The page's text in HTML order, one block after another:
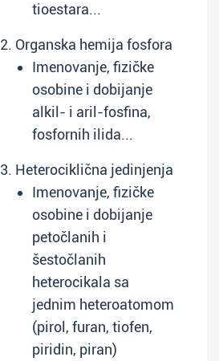
tioestara...
2. Organska hemija fosfora
Imenovanje, fizičke
osobine i dobijanje
alkil- i aril-fosfina,
fosfornih ilida...
3. Heterociklična jedinjenja
Imenovanje, fizičke
osobine i dobijanje
petočlanih i
šestočlanih
heterocikala sa
jednim heteroatomom
(pirol, furan, tiofen,
piridin, piran)